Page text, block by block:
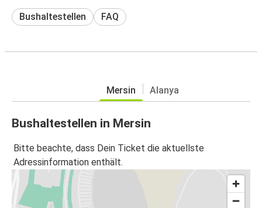
Bushaltestellen FAQ
Mersin Alanya
Bushaltestellen in Mersin
Bitte beachte, dass Dein Ticket die aktuellste
Adressinformation enthält.